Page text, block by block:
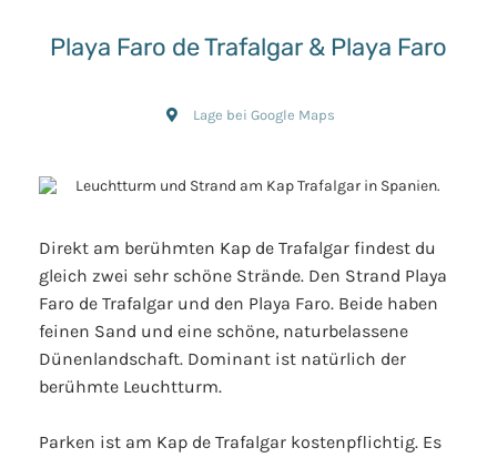
Playa Faro de Trafalgar & Playa Faro
Lage bei Google Maps
Direkt am berühmten Kap de Trafalgar findest du
gleich zwei sehr schöne Strände. Den Strand Playa
Faro de Trafalgar und den Playa Faro. Beide haben
feinen Sand und eine schöne, naturbelassene
Dünenlandschaft. Dominant ist natürlich der
berühmte Leuchtturm.
Parken ist am Kap de Trafalgar kostenpflichtig. Es